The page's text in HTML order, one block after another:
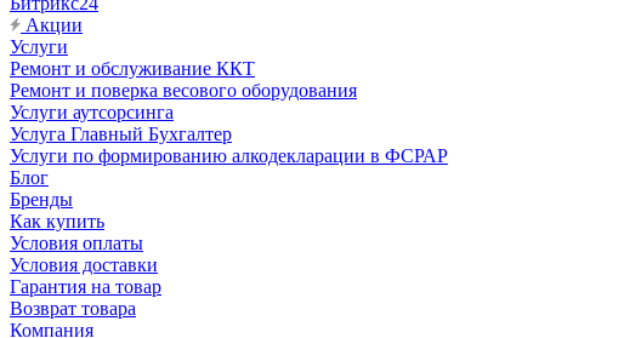
Акции
Услуги
Ремонт и обслуживание ККТ
Ремонт и поверка весового оборудования
Услуги аутсорсинга
Услуга Главный Бухгалтер
Услуги по формированию алкодекларации в ФСРАР
Блог
Бренды
Как купить
Условия оплаты
Условия доставки
Гарантия на товар
Возврат товара
Компания